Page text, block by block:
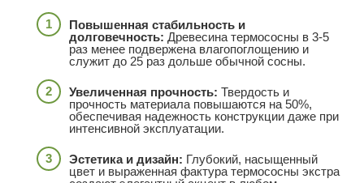
Повышенная стабильность и
долговечность: Древесина термососны в 3-5
раз менее подвержена влагопоглощению и
служит до 25 раз дольше обычной сосны.
Увеличенная прочность: Твердость и
прочность материала повышаются на 50%,
обеспечивая надежность конструкции даже при
интенсивной эксплуатации.
Эстетика и дизайн: Глубокий, насыщенный
цвет и выраженная фактура термососны экстра